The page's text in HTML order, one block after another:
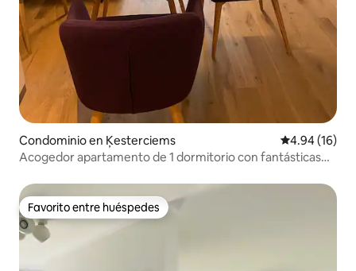
Condominio en Ķesterciems Calificación
4.94 (16)
Acogedor apartamento de 1 dormitorio con fantásticas
Favorito entre huéspedes
Favorito entre huéspedes